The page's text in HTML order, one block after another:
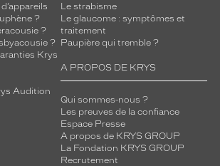
?
?
?
Krys
Audition
Le strabisme
Le glaucome : symptômes et
traitement
Paupière qui tremble ?
A PROPOS DE KRYS
Qui sommes-nous ?
Les preuves de la confiance
Espace Presse
A propos de KRYS GROUP
La Fondation KRYS GROUP
Recrutement